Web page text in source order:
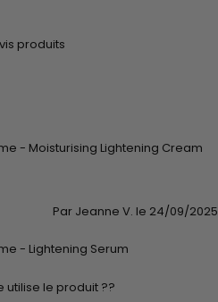
produits
- Moisturising Lightening Cream
Par Jeanne V. le 24/09/2025
- Lightening Serum
utilise le produit ??